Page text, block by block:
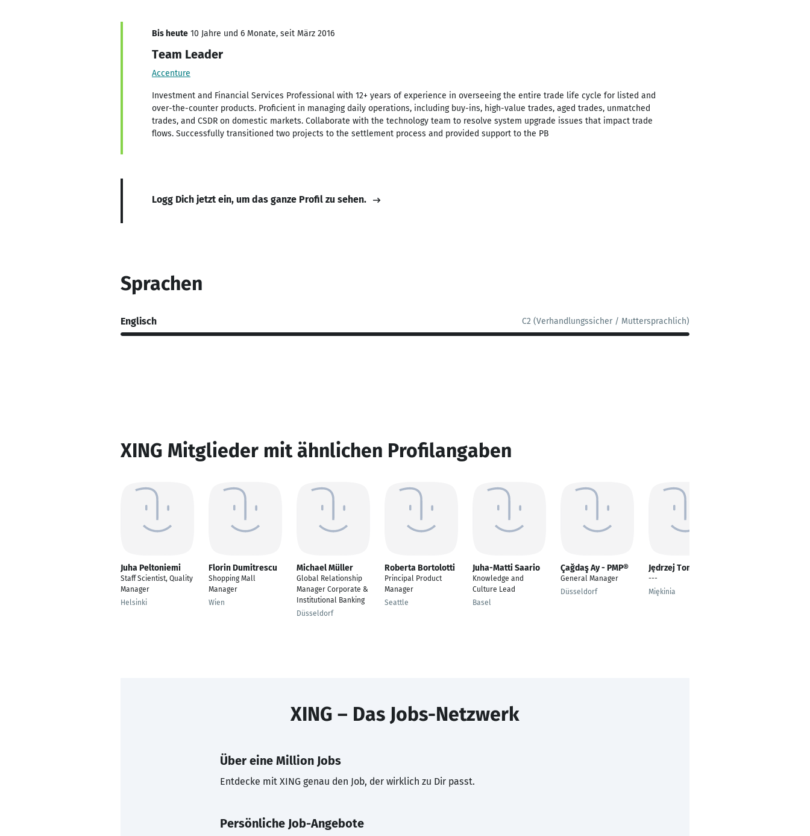
Bis heute 10 Jahre und 6 Monate, seit März 2016
Team Leader
Accenture
Investment and Financial Services Professional with 12+ years of experience in overseeing the entire trade life cycle for listed and
over-the-counter products. Proficient in managing daily operations, including buy-ins, high-value trades, aged trades, unmatched
trades, and CSDR on domestic markets. Collaborate with the technology team to resolve system upgrade issues that impact trade
flows. Successfully transitioned two projects to the settlement process and provided support to the PB
Logg Dich jetzt ein, um das ganze Profil zu sehen.
Sprachen
Englisch C2 (Verhandlungssicher / Muttersprachlich)
XING Mitglieder mit ähnlichen Profilangaben
Juha Peltoniemi
Staff Scientist, Quality
Manager
Helsinki
Florin Dumitrescu
Shopping Mall
Manager
Wien
Michael Müller
Global Relationship
Manager Corporate &
Institutional Banking
Düsseldorf
Roberta Bortolotti
Principal Product
Manager
Seattle
Juha-Matti Saario
Knowledge and
Culture Lead
Basel
Çağdaş Ay - PMP®
General Manager
Düsseldorf
Jędrzej Tomański
---
Miękinia
XING – Das Jobs-Netzwerk
Über eine Million Jobs
Entdecke mit XING genau den Job, der wirklich zu Dir passt.
Persönliche Job-Angebote